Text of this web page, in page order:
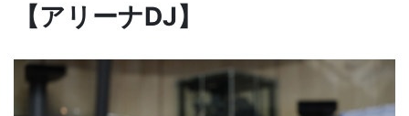
【アリーナDJ】